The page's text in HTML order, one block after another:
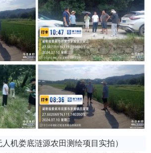
人机娄底涟源农田测绘项目实拍）